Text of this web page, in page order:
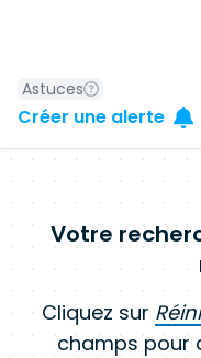
Astuces
Créer une alerte
Votre
Cliquez sur
champs pour